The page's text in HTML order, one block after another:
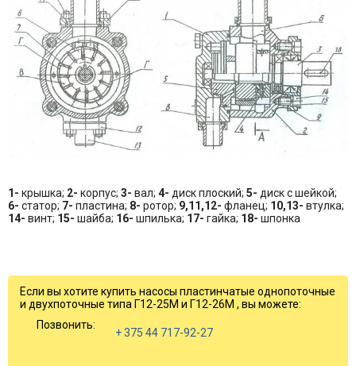
1- крышка; 2- корпус; 3- вал; 4- диск плоский; 5- диск с шейкой;
6- статор; 7- пластина; 8- ротор; 9,11,12- фланец; 10,13- втулка;
14- винт; 15- шайба; 16- шпилька; 17- гайка; 18- шпонка
Если вы хотите купить насосы пластинчатые однопоточные
и двухпоточные типа Г12-25М и Г12-26М , вы можете:
Позвонить:
+ 375 44 717-92-27